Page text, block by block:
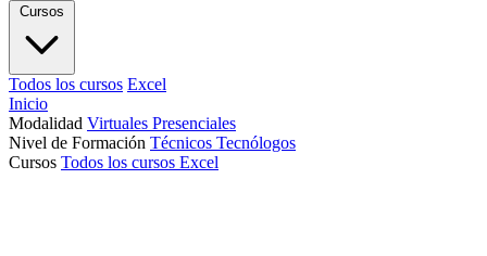
Todos los cursos Excel
Inicio
Modalidad Virtuales Presenciales
Nivel de Formación Técnicos Tecnólogos
Cursos Todos los cursos Excel